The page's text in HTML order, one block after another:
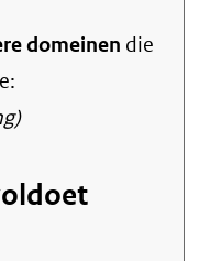
domeinen die